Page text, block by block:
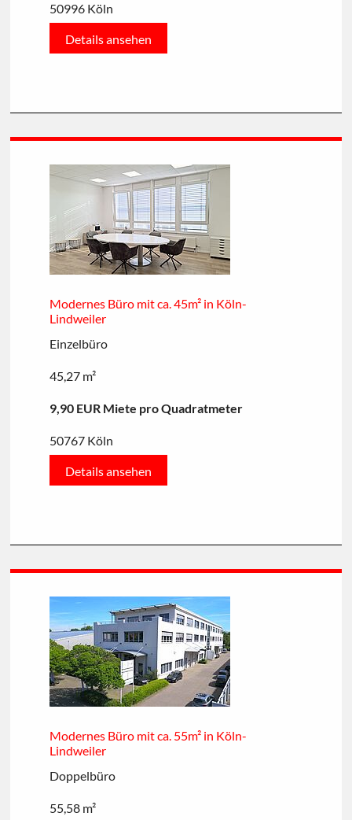
50996 Köln
Details ansehen
Modernes Büro mit ca. 45m² in Köln-
Lindweiler
Einzelbüro
45,27 m²
9,90 EUR Miete pro Quadratmeter
50767 Köln
Details ansehen
Modernes Büro mit ca. 55m² in Köln-
Lindweiler
Doppelbüro
55,58 m²